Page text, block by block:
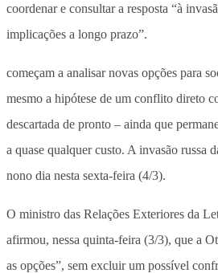
coordenar e consultar a resposta “à
implicações a longo prazo”.
começam a analisar novas opções para
mesmo a hipótese de um conflito direto
descartada de pronto – ainda que
a quase qualquer custo. A invasão russa
nono dia nesta sexta-feira (4/3).
O ministro das Relações Exteriores da
afirmou, nessa quinta-feira (3/3), que a
as opções”, sem excluir um possível